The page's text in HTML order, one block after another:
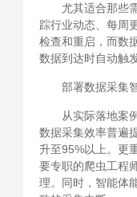
尤其适合那些
踪行业动态、每周
检查和重启，而数
数据到达时自动触
部署数据采集
从实际落地案
数据采集效率普遍
升至95%以上。更
要专职的爬虫工程
理。同时，智能体